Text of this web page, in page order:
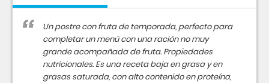
Un postre con fruta de temporada, perfecto para
completar un menú con una ración no muy
grande acompañada de fruta. Propiedades
nutricionales. Es una receta baja en grasa y en
grasas saturada, con alto contenido en proteína,